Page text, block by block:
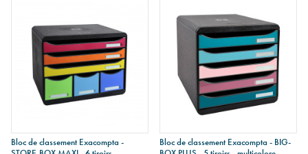
Bloc de classement Exacompta -
Bloc de classement Exacompta - BIG-